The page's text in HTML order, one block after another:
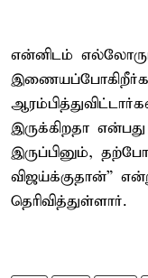
என்னிடம்
இருக்கிறதா
இருப்பினும்,
விஜய்க்குதான்”
தெரிவித்துள்ளார்.